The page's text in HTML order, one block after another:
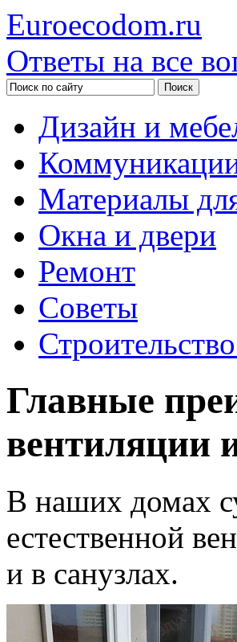
Euroecodom.ru
Ответы на все
Дизайн и
Материалы
Окна и двери
Ремонт
Советы
Главные
вентиляции
В наших домах
естественной
и в санузлах.